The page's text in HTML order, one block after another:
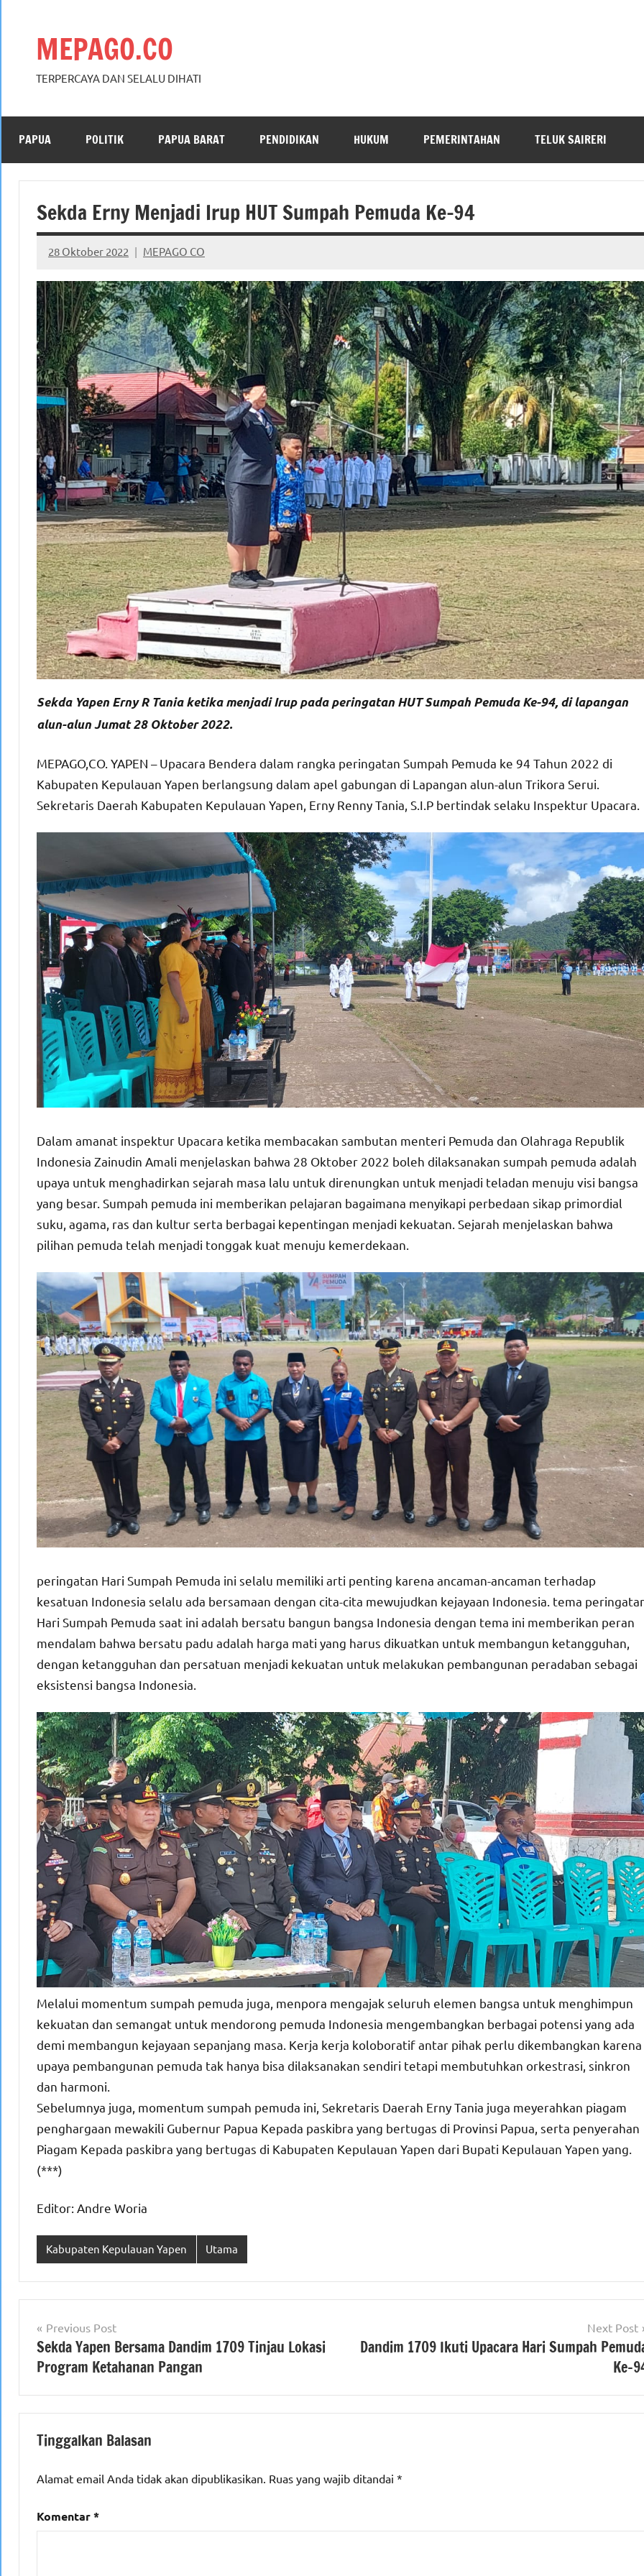
MEPAGO.CO
TERPERCAYA DAN SELALU DIHATI
PAPUA POLITIK PAPUA BARAT PENDIDIKAN HUKUM PEMERINTAHAN TELUK SAIRERI
Sekda Erny Menjadi Irup HUT Sumpah Pemuda Ke-94
28 Oktober 2022 MEPAGO CO
No
comments
Sekda Yapen Erny R Tania ketika menjadi Irup pada peringatan HUT Sumpah Pemuda Ke-94, di lapangan
alun-alun Jumat 28 Oktober 2022.
MEPAGO,CO. YAPEN – Upacara Bendera dalam rangka peringatan Sumpah Pemuda ke 94 Tahun 2022 di
Kabupaten Kepulauan Yapen berlangsung dalam apel gabungan di Lapangan alun-alun Trikora Serui.
Sekretaris Daerah Kabupaten Kepulauan Yapen, Erny Renny Tania, S.I.P bertindak selaku Inspektur Upacara.
Dalam amanat inspektur Upacara ketika membacakan sambutan menteri Pemuda dan Olahraga Republik
Indonesia Zainudin Amali menjelaskan bahwa 28 Oktober 2022 boleh dilaksanakan sumpah pemuda adalah
upaya untuk menghadirkan sejarah masa lalu untuk direnungkan untuk menjadi teladan menuju visi bangsa
yang besar. Sumpah pemuda ini memberikan pelajaran bagaimana menyikapi perbedaan sikap primordial
suku, agama, ras dan kultur serta berbagai kepentingan menjadi kekuatan. Sejarah menjelaskan bahwa
pilihan pemuda telah menjadi tonggak kuat menuju kemerdekaan.
peringatan Hari Sumpah Pemuda ini selalu memiliki arti penting karena ancaman-ancaman terhadap
kesatuan Indonesia selalu ada bersamaan dengan cita-cita mewujudkan kejayaan Indonesia. tema
Hari Sumpah Pemuda saat ini adalah bersatu bangun bangsa Indonesia dengan tema ini memberikan peran
mendalam bahwa bersatu padu adalah harga mati yang harus dikuatkan untuk membangun ketangguhan,
dengan ketangguhan dan persatuan menjadi kekuatan untuk melakukan pembangunan peradaban sebagai
eksistensi bangsa Indonesia.
Melalui momentum sumpah pemuda juga, menpora mengajak seluruh elemen bangsa untuk menghimpun
kekuatan dan semangat untuk mendorong pemuda Indonesia mengembangkan berbagai potensi yang ada
demi membangun kejayaan sepanjang masa. Kerja kerja koloboratif antar pihak perlu dikembangkan karena
upaya pembangunan pemuda tak hanya bisa dilaksanakan sendiri tetapi membutuhkan orkestrasi, sinkron
dan harmoni.
Sebelumnya juga, momentum sumpah pemuda ini, Sekretaris Daerah Erny Tania juga meyerahkan piagam
penghargaan mewakili Gubernur Papua Kepada paskibra yang bertugas di Provinsi Papua, serta penyerahan
Piagam Kepada paskibra yang bertugas di Kabupaten Kepulauan Yapen dari Bupati Kepulauan Yapen yang.
(***)
Editor: Andre Woria
Kabupaten Kepulauan Yapen Utama
Navigasi
pos
Previous Post
Sekda Yapen Bersama Dandim 1709 Tinjau Lokasi
Program Ketahanan Pangan
Next Post
Dandim 1709 Ikuti Upacara Hari Sumpah
Ke-
Tinggalkan Balasan
Alamat email Anda tidak akan dipublikasikan. Ruas yang wajib ditandai *
Komentar*